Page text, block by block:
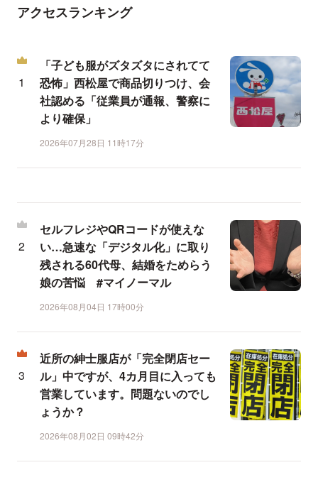
アクセスランキング
「子ども服がズタズタにされてて
恐怖」西松屋で商品切りつけ、会
社認める「従業員が通報、警察に
より確保」
2026年07月28日 11時17分
セルフレジやQRコードが使えな
い…急速な「デジタル化」に取り
残される60代母、結婚をためらう
娘の苦悩 #マイノーマル
2026年08月04日 17時00分
近所の紳士服店が「完全閉店セー
ル」中ですが、4カ月目に入っても
営業しています。問題ないのでし
ょうか？
2026年08月02日 09時42分